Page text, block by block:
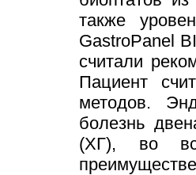
также
GastroPanel
считали
Пациент
методов.
болезнь
(ХГ), во